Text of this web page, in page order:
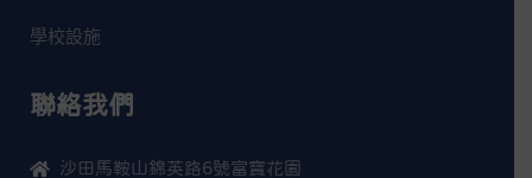
學校設施
聯絡我們
沙田馬鞍山錦英路6號富寶花園